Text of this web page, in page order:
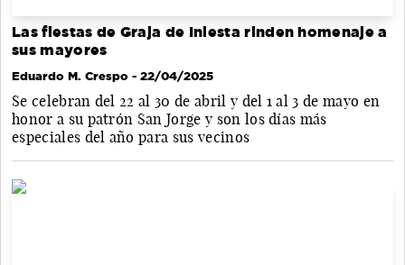
Las fiestas de Graja de Iniesta rinden homenaje a
sus mayores
Eduardo M. Crespo - 22/04/2025
Se celebran del 22 al 30 de abril y del 1 al 3 de mayo en
honor a su patrón San Jorge y son los días más
especiales del año para sus vecinos